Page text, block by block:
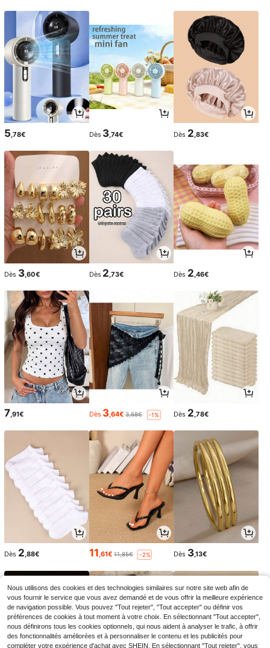
5 ,78€ Dès 3 ,74€ Dès 2 ,83€
Dès 3,60€ Dès 2,73€ Dès 2,46€
7,91€ Dès 3,64€ 3,68€ -1% Dès 2,78€
Dès 2,88€ 11,61€ 11,85€ -2% Dès 3,13€
Nous utilisons des cookies et des technologies similaires sur notre site web afin de
vous fournir le service que vous avez demandé et de vous offrir la meilleure expérience
de navigation possible. Vous pouvez "Tout rejeter", "Tout accepter" ou définir vos
préférences de cookies à tout moment à votre choix. En sélectionnant "Tout accepter",
nous définirons tous les cookies optionnels, qui nous aident à analyser le trafic, à offrir
des fonctionnalités améliorées et à personnaliser le contenu et les publicités pour
compléter votre expérience d'achat avec SHEIN. En sélectionnant "Tout rejeter", vous